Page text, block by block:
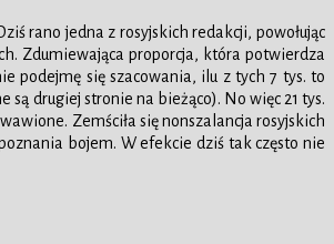
rano jedna z rosyjskich redakcji, powołując
Zdumiewająca proporcja, która potwierdza
podejmę się szacowania, ilu z tych 7 tys. to
drugiej stronie na bieżąco). No więc 21 tys.
Zemściła się nonszalancja rosyjskich
bojem. W efekcie dziś tak często nie